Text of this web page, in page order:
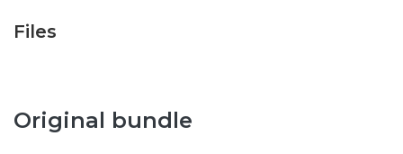
Files
Original bundle